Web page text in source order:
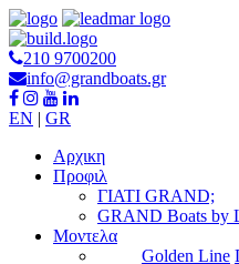
210 9700200
info@grandboats.gr
EN | GR
Αρχικη
Προφιλ
ΓΙΑΤΙ GRAND;
GRAND Boats by
Μοντελα
Golden Line